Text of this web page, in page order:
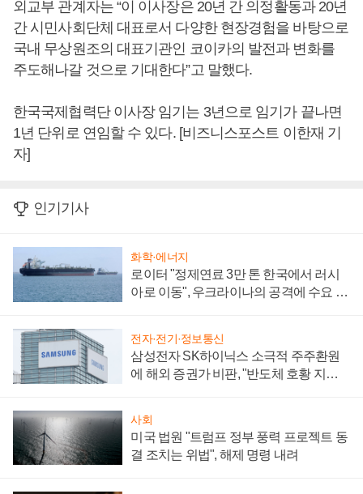
외교부 관계자는 “이 이사장은 20년 간 의정활동과 20년
간 시민사회단체 대표로서 다양한 현장경험을 바탕으로
국내 무상원조의 대표기관인 코이카의 발전과 변화를
주도해나갈 것으로 기대한다”고 말했다.
한국국제협력단 이사장 임기는 3년으로 임기가 끝나면
1년 단위로 연임할 수 있다. [비즈니스포스트 이한재 기
자]
인기기사
화학·에너지
로이터 "정제연료 3만 톤 한국에서 러시
아로 이동", 우크라이나의 공격에 수요 늘
전자·전기·정보통신
삼성전자 SK하이닉스 소극적 주주환원
에 해외 증권가 비판, "반도체 호황 지속
사회
미국 법원 "트럼프 정부 풍력 프로젝트 동
결 조치는 위법", 해제 명령 내려